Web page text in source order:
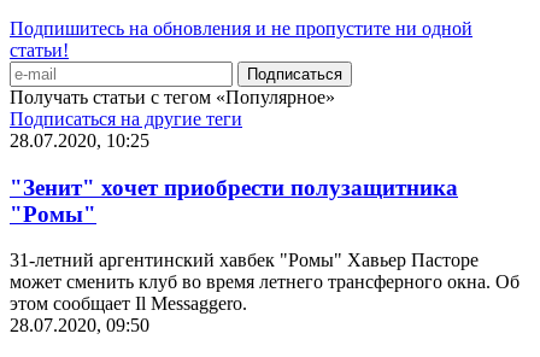
Подпишитесь на обновления и не пропустите ни одной
статьи!
Получать статьи с тегом «Популярное»
Подписаться на другие теги
28.07.2020, 10:25
"Зенит" хочет приобрести полузащитника
"Ромы"
31-летний аргентинский хавбек "Ромы" Хавьер Пасторе
может сменить клуб во время летнего трансферного окна. Об
этом сообщает Il Messaggero.
28.07.2020, 09:50